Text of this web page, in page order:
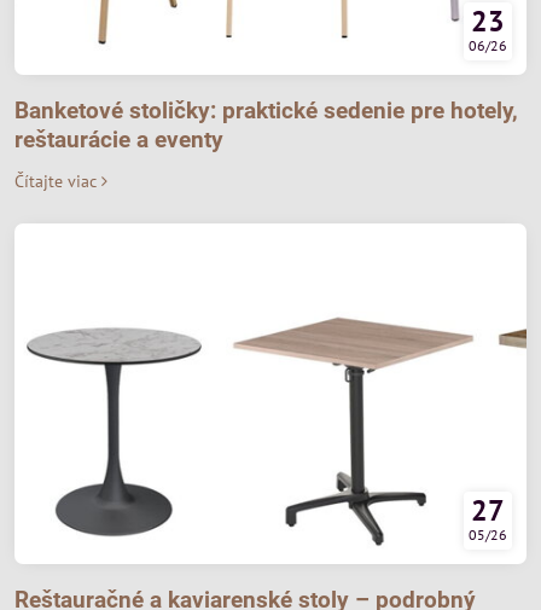
23
06/26
Banketové stoličky: praktické sedenie pre hotely,
reštaurácie a eventy
Čítajte viac
27
05/26
Reštauračné a kaviarenské stoly – podrobný